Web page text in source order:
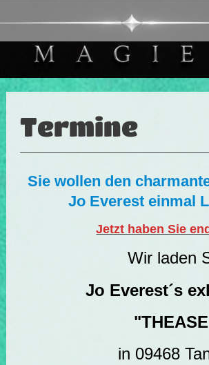
Termine
Sie wollen den
Jo Everest einmal
Jetzt haben Sie
Wir laden
Jo Everest´s
in 09468